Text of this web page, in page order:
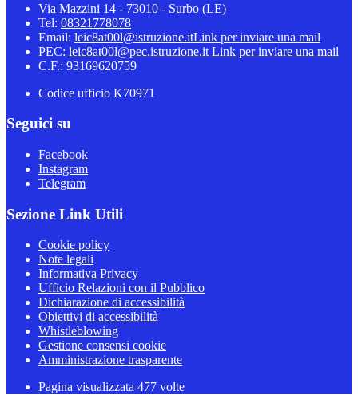
Via Mazzini 14 - 73010 - Surbo (LE)
Tel: 08321778078
Email: leic8at00l@istruzione.itLink per inviare una mail
PEC: leic8at00l@pec.istruzione.it Link per inviare una mail
C.F.: 93169620759
Codice ufficio K70971
Seguici su
Facebook
Instagram
Telegram
Sezione Link Utili
Cookie policy
Note legali
Informativa Privacy
Ufficio Relazioni con il Pubblico
Dichiarazione di accessibilità
Obiettivi di accessibilità
Whistleblowing
Gestione consensi cookie
Amministrazione trasparente
Pagina visualizzata 477 volte